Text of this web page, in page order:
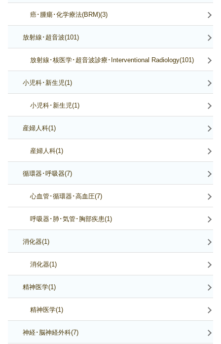
癌･腫瘍･化学療法(BRM)(3)
放射線･超音波(101)
放射線･核医学･超音波診療･Interventional Radiology(101)
小児科･新生児(1)
小児科･新生児(1)
産婦人科(1)
産婦人科(1)
循環器･呼吸器(7)
心血管･循環器･高血圧(7)
呼吸器･肺･気管･胸部疾患(1)
消化器(1)
消化器(1)
精神医学(1)
精神医学(1)
神経･脳神経外科(7)